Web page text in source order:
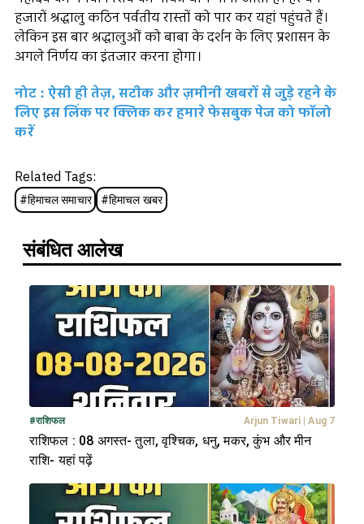
हजारों श्रद्धालु कठिन पर्वतीय रास्तों को पार कर यहां पहुंचते हैं।
लेकिन इस बार श्रद्धालुओं को बाबा के दर्शन के लिए प्रशासन के
अगले निर्णय का इंतजार करना होगा।
नोट : ऐसी ही तेज़, सटीक और ज़मीनी खबरों से जुड़े रहने के
लिए इस लिंक पर क्लिक कर हमारे फेसबुक पेज को फॉलो
करें
Related Tags:
#हिमाचल समाचार #हिमाचल खबर
संबंधित आलेख
#राशिफल Arjun Tiwari Aug 7
राशिफल : 08 अगस्त- तुला, वृश्चिक, धनु, मकर, कुंभ और मीन
राशि- यहां पढ़ें